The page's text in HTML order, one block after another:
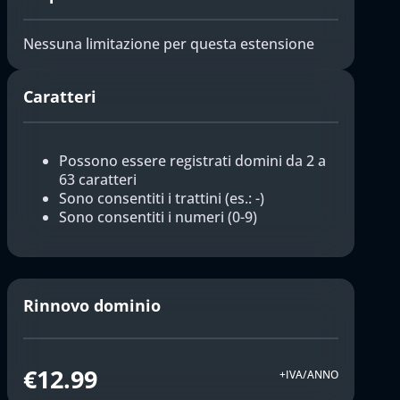
Nessuna limitazione per questa estensione
Caratteri
Possono essere registrati domini da 2 a
63 caratteri
Sono consentiti i trattini (es.: -)
Sono consentiti i numeri (0-9)
Rinnovo dominio
€12.99 +IVA/ANNO